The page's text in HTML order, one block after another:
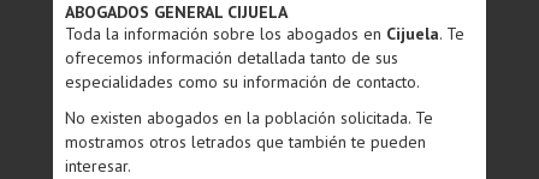
ABOGADOS GENERAL CIJUELA
Toda la información sobre los abogados en Cijuela. Te
ofrecemos información detallada tanto de sus
especialidades como su información de contacto.
No existen abogados en la población solicitada. Te
mostramos otros letrados que también te pueden
interesar.